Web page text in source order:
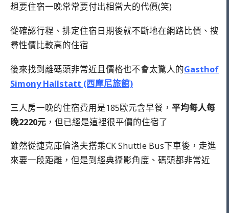
想要住宿一晚常常要付出相當大的代價(笑)
從確認行程、排定住宿日期後就不斷地在網路比價、搜
尋性價比較高的住宿
後來找到離碼頭非常近且價格也不會太驚人的Gasthof
Simony Hallstatt (西摩尼旅館)
三人房一晚的住宿費用是185歐元含早餐， 平均每人每
晚2220元 ，但已經是這裡很平價的住宿了
雖然從捷克庫倫洛夫搭乘CK Shuttle Bus下車後，走進
來要一段距離，但是到經典攝影角度、碼頭都非常近